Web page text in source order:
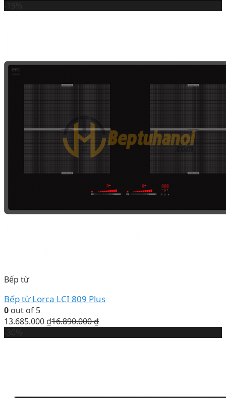
Bếp từ
Bếp từ Lorca LCI 809 Plus
0 out of 5
13.685.000 ₫16.890.000₫